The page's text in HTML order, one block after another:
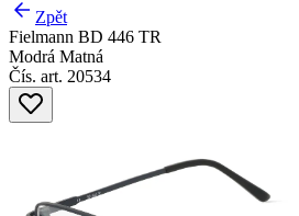
Zpět
Fielmann BD 446 TR
Modrá Matná
Čís. art. 20534